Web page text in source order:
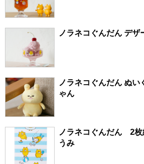
ノラネコ
ノラネコぐんだん ぬ
ゃん
ノラネコぐんだん 2
うみ